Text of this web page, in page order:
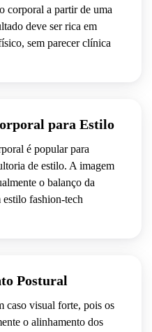
corporal a partir de uma
deve ser rica em
sem parecer clínica
para Estilo
é popular para
de estilo. A imagem
o balanço da
fashion-tech
Postural
caso visual forte, pois os
o alinhamento dos